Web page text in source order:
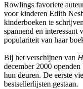
Rowlings favoriete
voor kinderen Edith
kinderboeken te
spannend en interessant
populariteit van haar
Bij het verschijnen van
december 2000
hun deuren. De eerste
bestsellerlijsten gestaan.